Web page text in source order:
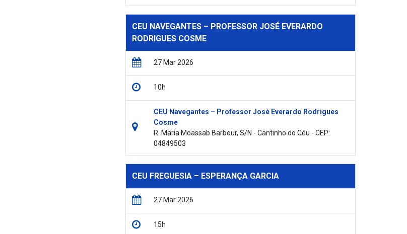
CEU NAVEGANTES – PROFESSOR JOSÉ EVERARDO
RODRIGUES COSME
27 Mar 2026
10h
CEU Navegantes – Professor José Everardo Rodrigues
Cosme
R. Maria Moassab Barbour, S/N - Cantinho do Céu - CEP:
04849503
CEU FREGUESIA – ESPERANÇA GARCIA
27 Mar 2026
15h